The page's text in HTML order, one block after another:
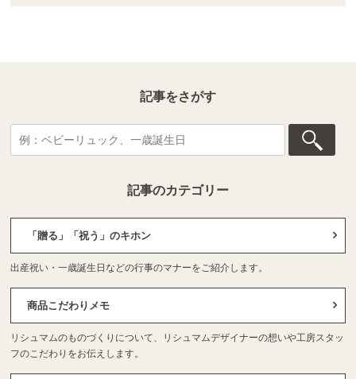
記事をさがす
記事のカテゴリー
「贈る」「祝う」のキホン
出産祝い・一歳誕生日などの行事のマナーをご紹介します。
商品こだわりメモ
リシュマムのものづくりについて、リシュマムデザイナーの想いや工房スタッ
フのこだわりをお伝えします。